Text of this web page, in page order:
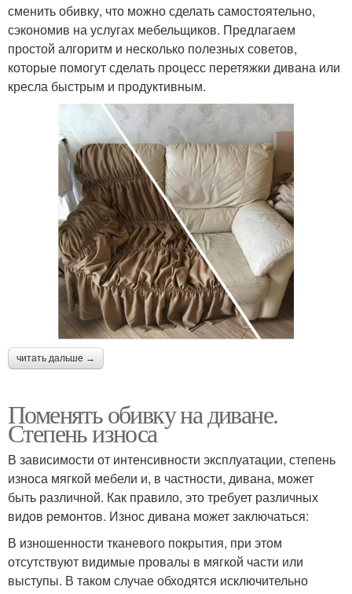
сменить обивку, что можно сделать самостоятельно,
сэкономив на услугах мебельщиков. Предлагаем
простой алгоритм и несколько полезных советов,
которые помогут сделать процесс перетяжки дивана или
кресла быстрым и продуктивным.
читать дальше →
Поменять обивку на диване.
Степень износа
В зависимости от интенсивности эксплуатации, степень
износа мягкой мебели и, в частности, дивана, может
быть различной. Как правило, это требует различных
видов ремонтов. Износ дивана может заключаться:
В изношенности тканевого покрытия, при этом
отсутствуют видимые провалы в мягкой части или
выступы. В таком случае обходятся исключительно